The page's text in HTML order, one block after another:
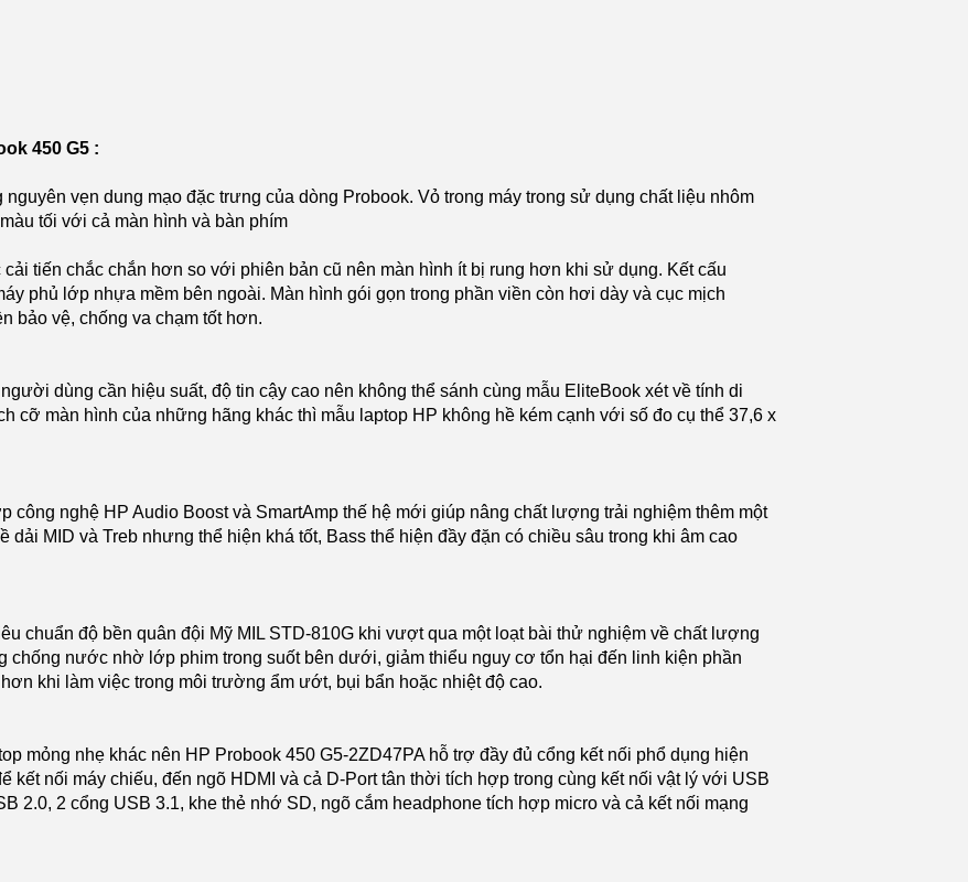
450 G5 :
vẹn dung mạo đặc trưng của dòng Probook. Vỏ trong máy trong sử dụng chất liệu nhôm
tối với cả màn hình và bàn phím
tiến chắc chắn hơn so với phiên bản cũ nên màn hình ít bị rung hơn khi sử dụng. Kết cấu
phủ lớp nhựa mềm bên ngoài. Màn hình gói gọn trong phần viền còn hơi dày và cục mịch
bảo vệ, chống va chạm tốt hơn.
dùng cần hiệu suất, độ tin cậy cao nên không thể sánh cùng mẫu EliteBook xét về tính di
cỡ màn hình của những hãng khác thì mẫu laptop HP không hề kém cạnh với số đo cụ thể 37,6 x
công nghệ HP Audio Boost và SmartAmp thế hệ mới giúp nâng chất lượng trải nghiệm thêm một
dải MID và Treb nhưng thể hiện khá tốt, Bass thể hiện đầy đặn có chiều sâu trong khi âm cao
chuẩn độ bền quân đội Mỹ MIL STD-810G khi vượt qua một loạt bài thử nghiệm về chất lượng
chống nước nhờ lớp phim trong suốt bên dưới, giảm thiểu nguy cơ tổn hại đến linh kiện phần
khi làm việc trong môi trường ẩm ướt, bụi bẩn hoặc nhiệt độ cao.
mỏng nhẹ khác nên HP Probook 450 G5-2ZD47PA hỗ trợ đầy đủ cổng kết nối phổ dụng hiện
kết nối máy chiếu, đến ngõ HDMI và cả D-Port tân thời tích hợp trong cùng kết nối vật lý với USB
2.0, 2 cổng USB 3.1, khe thẻ nhớ SD, ngõ cắm headphone tích hợp micro và cả kết nối mạng